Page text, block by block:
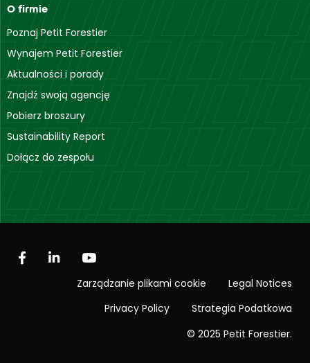
O firmie
Poznaj Petit Forestier
Wynajem Petit Forestier
Aktualności i porady
Znajdź swoją agencję
Pobierz broszury
Sustainability Report
Dołącz do zespołu
Zarządzanie plikami cookie
Legal Notices
Privacy Policy
Strategia Podatkowa
© 2025 Petit Forestier.